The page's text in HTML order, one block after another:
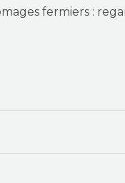
fermiers :